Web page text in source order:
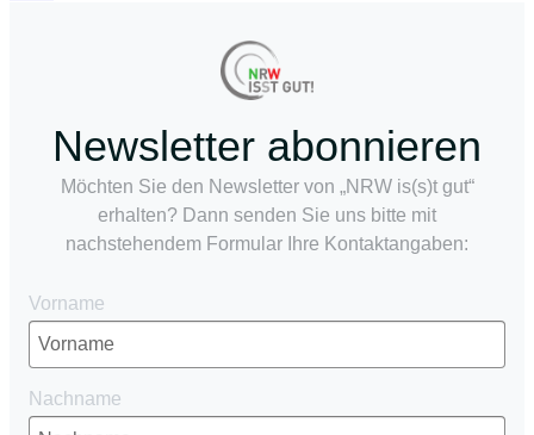
Newsletter abonnieren
Möchten Sie den Newsletter von „NRW is(s)t gut“
erhalten? Dann senden Sie uns bitte mit
nachstehendem Formular Ihre Kontaktangaben:
Vorname
Nachname